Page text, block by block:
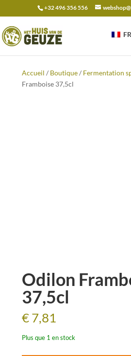
+32 496 356 556
FR
pour :
Accueil / Boutique/ Fermentation
Framboise 37,5cl
Odilon
37,5cl
€7,81
Plus que 1 en stock